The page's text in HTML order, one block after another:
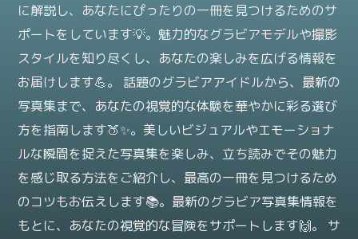
に解説し、あなたにぴったりの一冊を見つけるためのサ
ポートをしています💡。魅力的なグラビアモデルや撮影
スタイルを知り尽くし、あなたの楽しみを広げる情報を
お届けします💪。 話題のグラビアアイドルから、最新の
写真集まで、あなたの視覚的な体験を華やかに彩る選び
方を指南します🍑✨。美しいビジュアルやエモーショナ
ルな瞬間を捉えた写真集を楽しみ、立ち読みでその魅力
を感じ取る方法をご紹介し、最高の一冊を見つけるため
のコツもお伝えします📚。最新のグラビア写真集情報を
もとに、あなたの視覚的な冒険をサポートします🙌。 サ